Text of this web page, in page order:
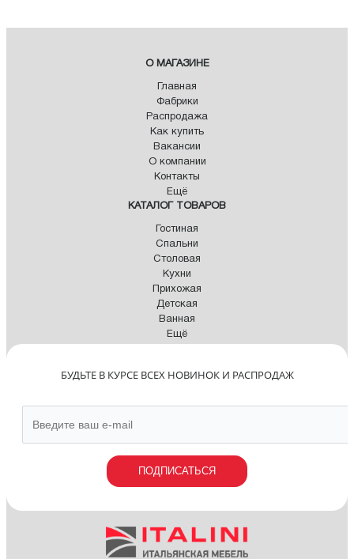
О МАГАЗИНЕ
Главная
Фабрики
Распродажа
Как купить
Вакансии
О компании
Контакты
Ещё
КАТАЛОГ ТОВАРОВ
Гостиная
Спальни
Столовая
Кухни
Прихожая
Детская
Ванная
Ещё
БУДЬТЕ В КУРСЕ ВСЕХ НОВИНОК И РАСПРОДАЖ
ПОДПИСАТЬСЯ